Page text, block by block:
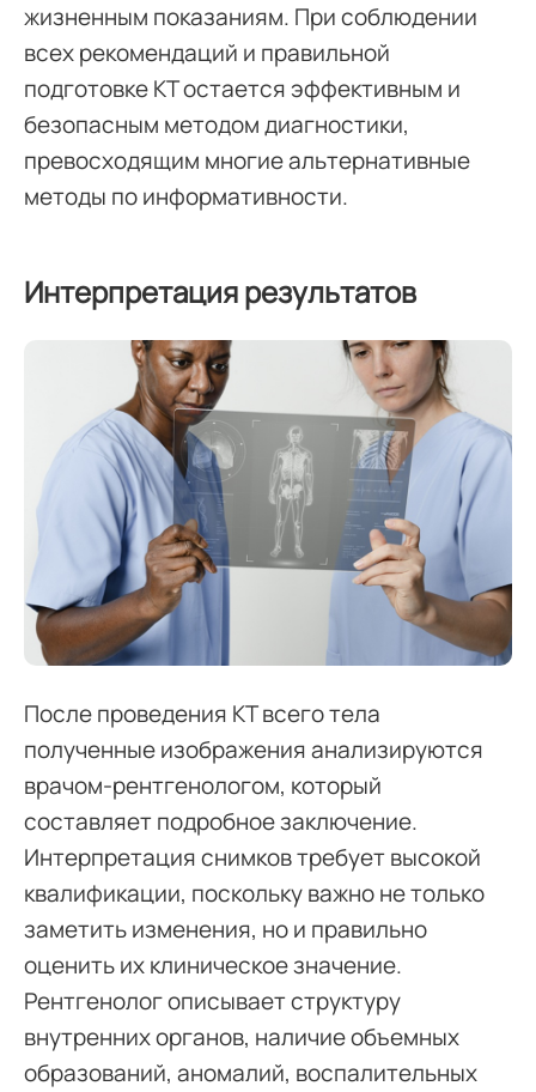
жизненным показаниям. При соблюдении
всех рекомендаций и правильной
подготовке КТ остается эффективным и
безопасным методом диагностики,
превосходящим многие альтернативные
методы по информативности.
Интерпретация результатов
После проведения КТ всего тела
полученные изображения анализируются
врачом-рентгенологом, который
составляет подробное заключение.
Интерпретация снимков требует высокой
квалификации, поскольку важно не только
заметить изменения, но и правильно
оценить их клиническое значение.
Рентгенолог описывает структуру
внутренних органов, наличие объемных
образований, аномалий, воспалительных